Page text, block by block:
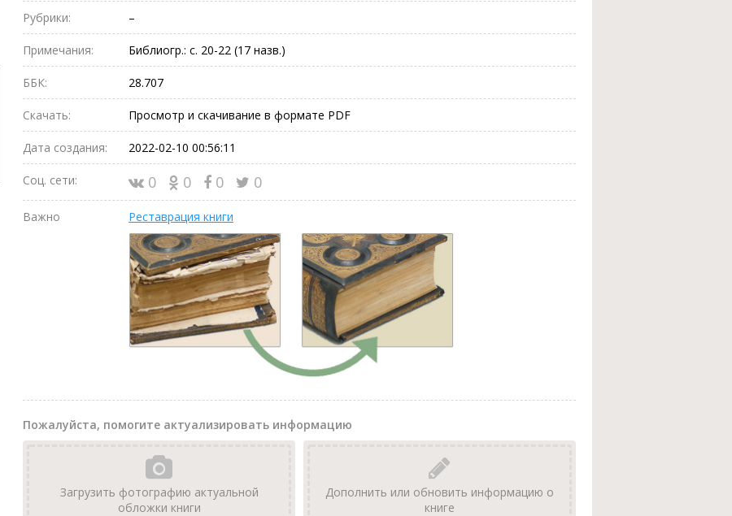
Рубрики: –
Примечания: Библиогр.: c. 20-22 (17 назв.)
ББК: 28.707
Скачать: Просмотр и скачивание в формате PDF
Дата создания: 2022-02-10 00:56:11
Соц. сети: 0 0 0 0
Важно Реставрация книги
Пожалуйста, помогите актуализировать информацию
Загрузить фотографию актуальной
обложки книги
Дополнить или обновить информацию о
книге